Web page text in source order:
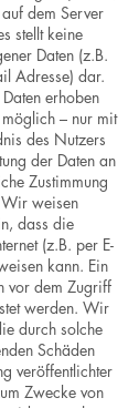
dem Server
stellt keine
Daten (z.B.
Adresse) dar.
erhoben
– nur mit
des Nutzers
der Daten an
Zustimmung
weisen
dass die
(z.B. per E-
kann. Ein
vor dem Zugriff
werden. Wir
durch solche
Schäden
veröffentlichter
Zwecke von